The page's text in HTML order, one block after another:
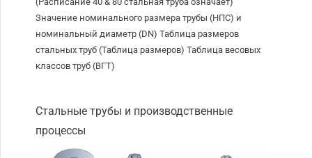
Значение номинального размера трубы (НПС) и
номинальный диаметр (DN) Таблица размеров
стальных труб (Таблица размеров) Таблица весовых
классов труб (ВГТ)
Стальные трубы и производственные
процессы